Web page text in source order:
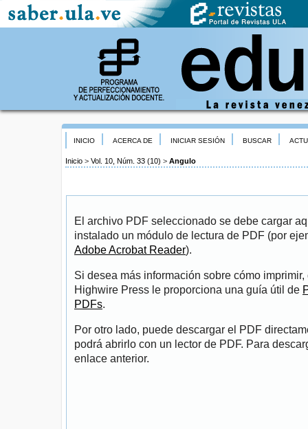
INICIO ACERCA DE INICIAR SESIÓN BUSCAR
Inicio > Vol. 10, Núm. 33 (10) > Angulo
El archivo PDF seleccionado se debe cargar
instalado un módulo de lectura de PDF (por
Adobe Acrobat Reader).
Si desea más información sobre cómo
Highwire Press le proporciona una guía útil de
PDFs.
Por otro lado, puede descargar el PDF
podrá abrirlo con un lector de PDF. Para
enlace anterior.